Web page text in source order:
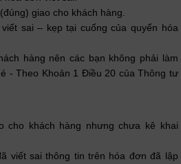
giao cho khách hàng.
sai – kẹp tại cuống của quyển hóa
hàng nên các bạn không phải làm
- Theo Khoản 1 Điều 20 của Thông tư
cho khách hàng nhưng chưa kê khai
viết sai thông tin trên hóa đơn đã lập